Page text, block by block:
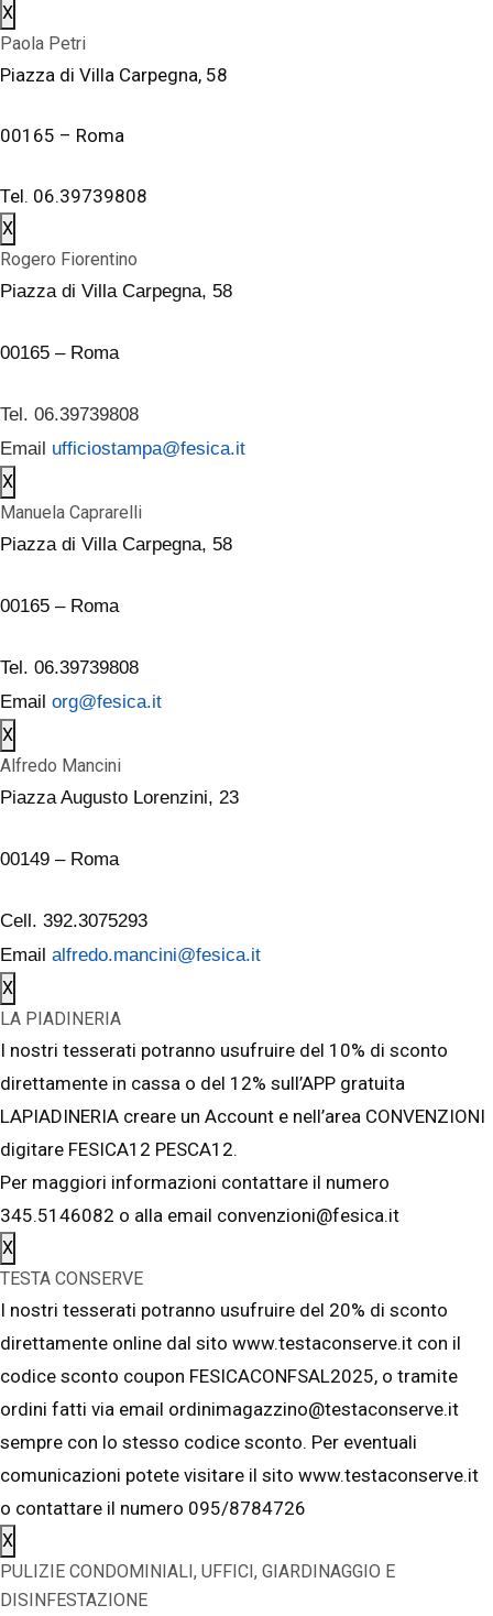
X
Paola Petri
Piazza di Villa Carpegna, 58
00165 – Roma
Tel. 06.39739808
X
Rogero Fiorentino
Piazza di Villa Carpegna, 58
00165 – Roma
Tel. 06.39739808
Email ufficiostampa@fesica.it
X
Manuela Caprarelli
Piazza di Villa Carpegna, 58
00165 – Roma
Tel. 06.39739808
Email org@fesica.it
X
Alfredo Mancini
Piazza Augusto Lorenzini, 23
00149 – Roma
Cell. 392.3075293
Email alfredo.mancini@fesica.it
X
LA PIADINERIA
I nostri tesserati potranno usufruire del 10% di sconto
direttamente in cassa o del 12% sull’APP gratuita
LAPIADINERIA creare un Account e nell’area CONVENZIONI
digitare FESICA12 PESCA12.
Per maggiori informazioni contattare il numero
345.5146082 o alla email convenzioni@fesica.it
X
TESTA CONSERVE
I nostri tesserati potranno usufruire del 20% di sconto
direttamente online dal sito www.testaconserve.it con il
codice sconto coupon FESICACONFSAL2025, o tramite
ordini fatti via email ordinimagazzino@testaconserve.it
sempre con lo stesso codice sconto. Per eventuali
comunicazioni potete visitare il sito www.testaconserve.it
o contattare il numero 095/8784726
X
PULIZIE CONDOMINIALI, UFFICI, GIARDINAGGIO E
DISINFESTAZIONE